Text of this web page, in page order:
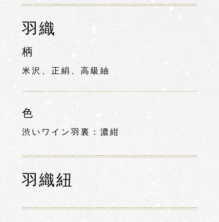
羽織
柄
米沢、正絹、高級紬
色
渋いワイン羽裏：濃紺
羽織紐